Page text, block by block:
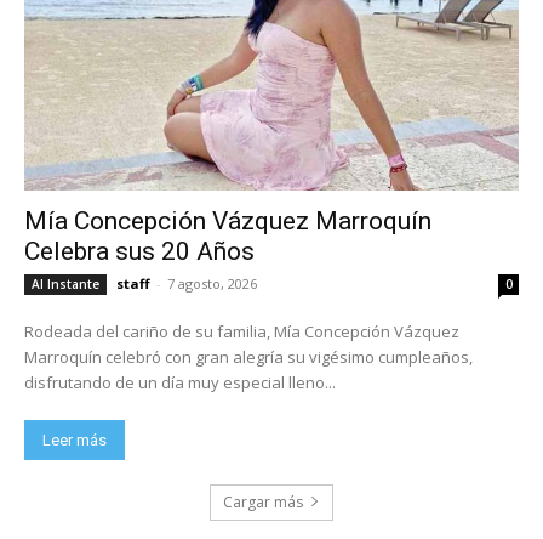
Mía Concepción Vázquez Marroquín
Celebra sus 20 Años
Al Instante staff - 7 agosto, 2026 0
Rodeada del cariño de su familia, Mía Concepción Vázquez
Marroquín celebró con gran alegría su vigésimo cumpleaños,
disfrutando de un día muy especial lleno...
Leer más
Cargar más